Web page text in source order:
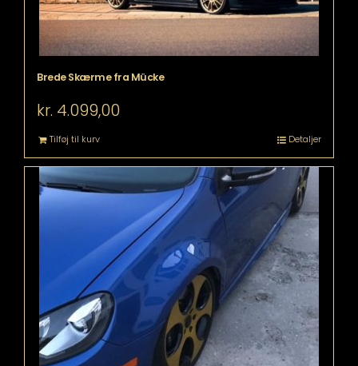
Brede Skærme fra Mücke
kr. 4.099,00
Tilføj til kurv Detaljer